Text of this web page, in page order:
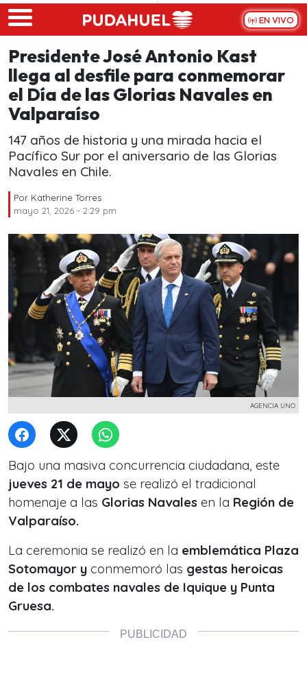
Skip to main content
EN VIVO
Presidente José Antonio Kast
llega al desfile para conmemorar
el Día de las Glorias Navales en
Valparaíso
147 años de historia y una mirada hacia el
Pacífico Sur por el aniversario de las Glorias
Navales en Chile.
Por Katherine Torres
mayo 21, 2026 - 2:29 pm
AGENCIA UNO
Bajo una masiva concurrencia ciudadana, este
jueves 21 de mayo se realizó el tradicional
homenaje a las Glorias Navales en la Región de
Valparaíso.
La ceremonia se realizó en la emblemática Plaza
Sotomayor y conmemoró las gestas heroicas
de los combates navales de Iquique y Punta
Gruesa.